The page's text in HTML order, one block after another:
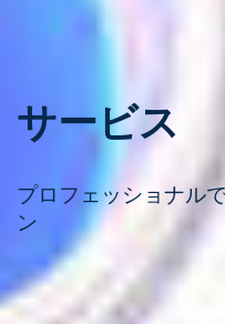
サービス
プロフェッショナル
ン